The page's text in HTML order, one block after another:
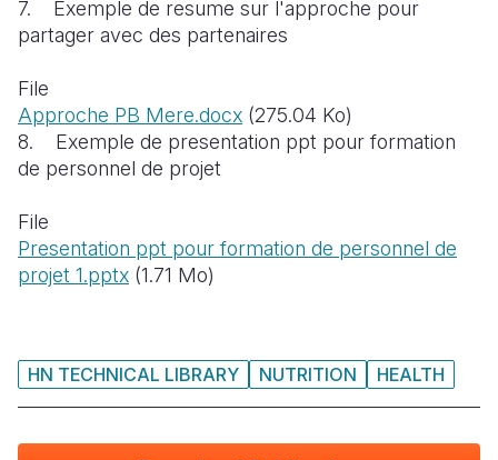
7. Exemple de resume sur l'approche pour
partager avec des partenaires
File
Approche PB Mere.docx (275.04 Ko)
8.
Exemple de presentation ppt pour formation
de personnel de projet
File
Presentation ppt pour formation de personnel de
projet 1.pptx (1.71 Mo)
HN TECHNICAL LIBRARY NUTRITION HEALTH